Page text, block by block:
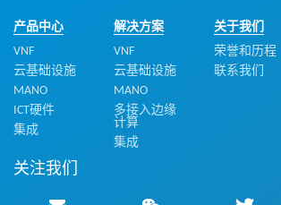
产品中心
VNF
云基础设施
MANO
ICT硬件
集成
解决方案
VNF
云基础设施
MANO
多接入边缘
计算
集成
关于我们
荣誉和历程
联系我们
关注我们